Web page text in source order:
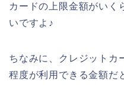
カードの上限金額がいく
いですよ♪
ちなみに、クレジットカ
程度が利用できる金額だ